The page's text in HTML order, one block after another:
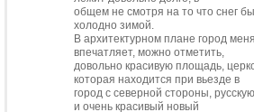
общем не смотря на то что снег
холодно зимой.
В архитектурном плане город
впечатляет, можно отметить,
довольно красивую площадь,
которая находится при вьезде в
город с северной стороны,
и очень красивый новый